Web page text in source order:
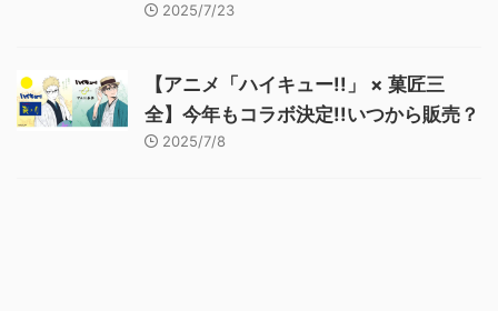
2025/7/23
【アニメ「ハイキュー!!」 × 菓匠三
全】今年もコラボ決定!!いつから販売？
2025/7/8